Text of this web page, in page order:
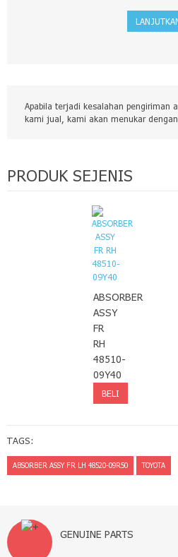
Apabila terjadi kesalahan pengiriman
kami jual, kami akan menukar
PRODUK SEJENIS
ABSORBER
ASSY
FR
RH
48510-
09Y40
TAGS:
ABSORBER ASSY FR LH 48520-09R50 TOYOTA
GENUINE PARTS